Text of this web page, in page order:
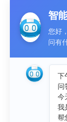
智
您好
问有
下
问
今
我
帮